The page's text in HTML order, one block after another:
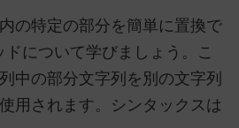
の特定の部分を簡単に置換で
ドについて学びましょう。こ
中の部分文字列を別の文字列
用されます。シンタックスは